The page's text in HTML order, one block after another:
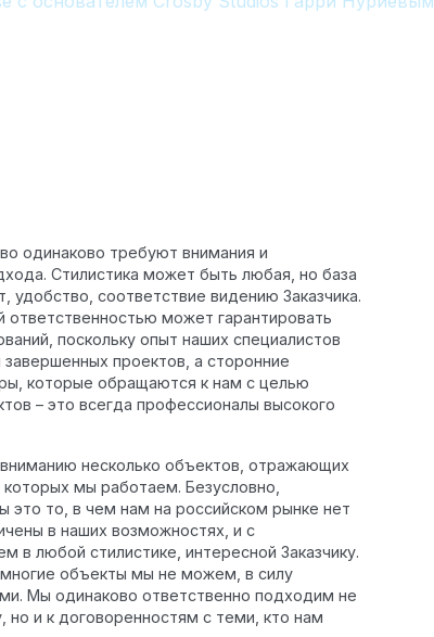
одинаково требуют внимания и
Стилистика может быть любая, но база
удобство, соответствие видению Заказчика.
ответственностью может гарантировать
поскольку опыт наших специалистов
проектов, а сторонние
которые обращаются к нам с целью
– это всегда профессионалы высокого
несколько объектов, отражающих
мы работаем. Безусловно,
это то, в чем нам на российском рынке нет
в наших возможностях, и с
в любой стилистике, интересной Заказчику.
объекты мы не можем, в силу
Мы одинаково ответственно подходим не
но и к договоренностям с теми, кто нам